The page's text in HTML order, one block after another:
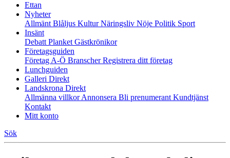
Ettan
Nyheter
Allmänt Blåljus KulturNäringsliv Nöje Politik Sport
Insänt
Debatt Planket Gästkrönikor
Företagsguiden
Företag A-Ö BranscherRegistrera ditt företag
Lunchguiden
Galleri Direkt
Landskrona Direkt
Allmänna villkorAnnonsera Bli prenumerant Kundtjänst
Kontakt
Mitt konto
Sök